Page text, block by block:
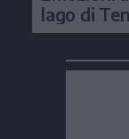
lago di